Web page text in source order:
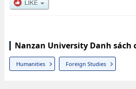
Nanzan University Danh sách
Humanities Foreign Studies